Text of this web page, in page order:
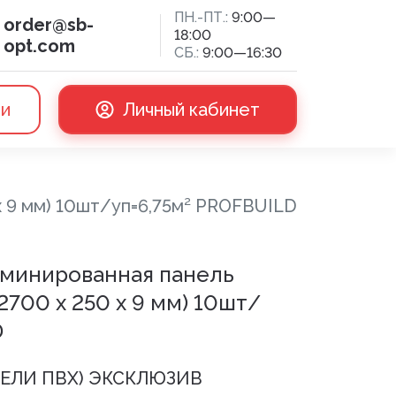
order@sb-
opt.com
ПН.-ПТ.: 9:00—
18:00
СБ.: 9:00—16:30
Личный кабинет
мм) 10шт/уп=6,75м² PROFBUILD
панель
х 250 х 9 мм) 10шт/
ПВХ) ЭКСКЛЮЗИВ